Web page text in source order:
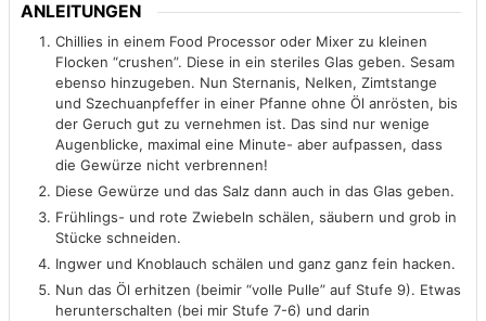
ANLEITUNGEN
Chillies in einem Food Processor oder Mixer zu kleinen
Flocken “crushen”. Diese in ein steriles Glas geben. Sesam
ebenso hinzugeben. Nun Sternanis, Nelken, Zimtstange
und Szechuanpfeffer in einer Pfanne ohne Öl anrösten, bis
der Geruch gut zu vernehmen ist. Das sind nur wenige
Augenblicke, maximal eine Minute- aber aufpassen, dass
die Gewürze nicht verbrennen!
Diese Gewürze und das Salz dann auch in das Glas geben.
Frühlings- und rote Zwiebeln schälen, säubern und grob in
Stücke schneiden.
Ingwer und Knoblauch schälen und ganz ganz fein hacken.
Nun das Öl erhitzen (beimir “volle Pulle” auf Stufe 9). Etwas
herunterschalten (bei mir Stufe 7-6) und darin